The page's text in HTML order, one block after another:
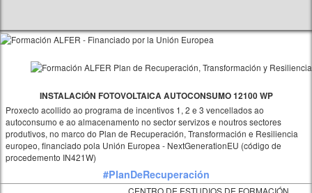
INSTALACIÓN FOTOVOLTAICA AUTOCONSUMO 12100 WP
Proxecto acollido ao programa de incentivos 1, 2 e 3 vencellados ao
autoconsumo e ao almacenamento no sector servizos e noutros sectores
produtivos, no marco do Plan de Recuperación, Transformación e Resiliencia
europeo, financiado pola Unión Europea - NextGenerationEU (código de
procedemento IN421W)
#PlanDeRecuperación
CENTRO DE ESTUDIOS DE FORMACIÓN